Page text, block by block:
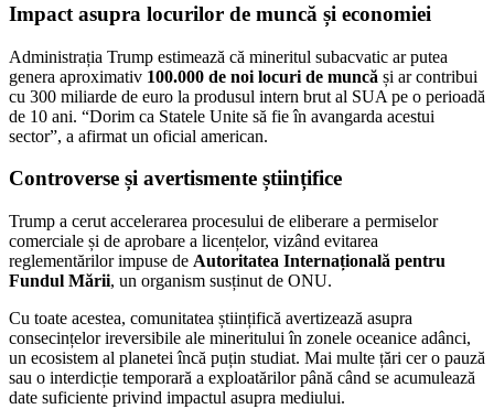
Impact asupra locurilor de muncă și economiei
Administrația Trump estimează că mineritul subacvatic ar putea
genera aproximativ 100.000 de noi locuri de muncă și ar contribui
cu 300 miliarde de euro la produsul intern brut al SUA pe o perioadă
de 10 ani. “Dorim ca Statele Unite să fie în avangarda acestui
sector”, a afirmat un oficial american.
Controverse și avertismente științifice
Trump a cerut accelerarea procesului de eliberare a permiselor
comerciale și de aprobare a licențelor, vizând evitarea
reglementărilor impuse de Autoritatea Internațională pentru
Fundul Mării, un organism susținut de ONU.
Cu toate acestea, comunitatea științifică avertizează asupra
consecințelor ireversibile ale mineritului în zonele oceanice adânci,
un ecosistem al planetei încă puțin studiat. Mai multe țări cer o pauză
sau o interdicție temporară a exploatărilor până când se acumulează
date suficiente privind impactul asupra mediului.